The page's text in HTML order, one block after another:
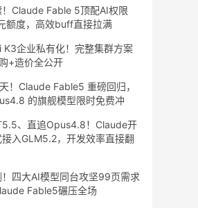
！Claude Fable 5顶配AI权限
额度，高效buff直接拉满
K3企业私有化！完整集群方案
+造价全公开
！Claude Fable5 重磅回归，
的旗舰模型限时免费冲
、直追Opus4.8！Claude开
接入GLM5.2，开发效率直接翻
四大AI模型同台攻坚99页需求
Fable5碾压全场